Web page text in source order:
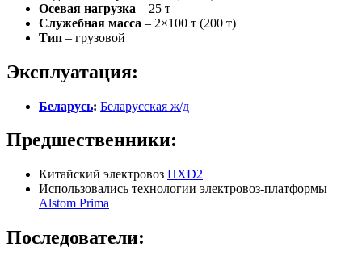
Осевая нагрузка – 25 т
Служебная масса – 2×100 т (200 т)
Тип – грузовой
Эксплуатация:
Беларусь: Беларусская ж/д
Предшественники:
Китайский электровоз HXD2
Использовались технологии электровоз-платформы
Alstom Prima
Последователи: